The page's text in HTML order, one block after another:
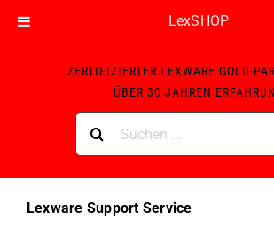
LexSHOP
ZERTIFIZIERTER LEXWARE GOLD-
ÜBER 30 JAHREN
nach:
Lexware Support Service